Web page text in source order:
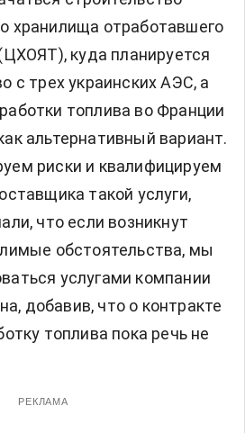
хранилища отработавшего
куда планируется
с трех украинских АЭС, а
топлива во Франции
альтернативный вариант.
риски и квалифицируем
такой услуги,
что если возникнут
обстоятельства, мы
услугами компании
добавив, что о контракте
топлива пока речь не
РЕКЛАМА